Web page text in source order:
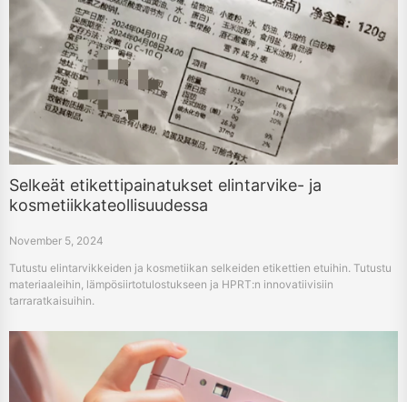
Selkeät etikettipainatukset elintarvike- ja
kosmetiikkateollisuudessa
November 5, 2024
Tutustu elintarvikkeiden ja kosmetiikan selkeiden etikettien etuihin. Tutustu
materiaaleihin, lämpösiirtotulostukseen ja HPRT:n innovatiivisiin
tarraratkaisuihin.